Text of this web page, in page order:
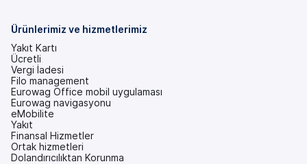
Ürünlerimiz ve hizmetlerimiz
Yakıt Kartı
Ücretli
Vergi İadesi
Filo management
Eurowag Office mobil uygulaması
Eurowag navigasyonu
eMobilite
Yakıt
Finansal Hizmetler
Ortak hizmetleri
Dolandırıcılıktan Korunma